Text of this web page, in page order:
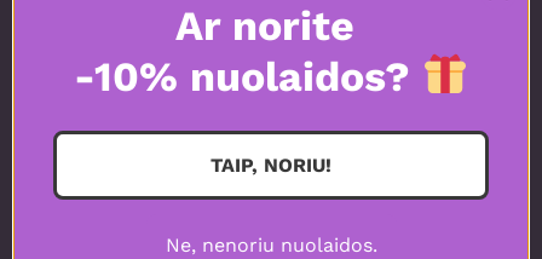
Peržiūrėti produktus
Ar norite
-10% nuolaidos?
TAIP, NORIU!
Ne, nenoriu nuolaidos.